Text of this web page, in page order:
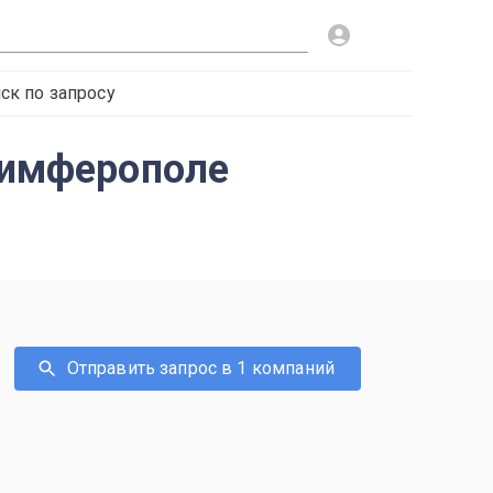
по запросу
Отправить запрос в 1 компаний